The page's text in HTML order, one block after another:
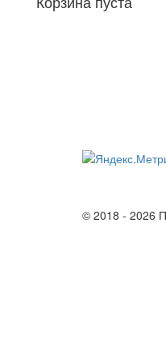
© 2018 - 2026